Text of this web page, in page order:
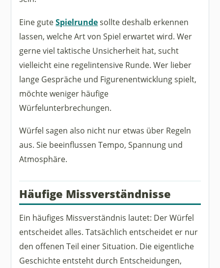
Eine guteSpielrundesollte deshalb erkennen
lassen, welche Art von Spiel erwartet wird. Wer
gerne viel taktische Unsicherheit hat, sucht
vielleicht eine regelintensive Runde. Wer lieber
lange Gespräche und Figurenentwicklung spielt,
möchte weniger häufige
Würfelunterbrechungen.
Würfel sagen also nicht nur etwas über Regeln
aus. Sie beeinflussen Tempo, Spannung und
Atmosphäre.
Häufige Missverständnisse
Ein häufiges Missverständnis lautet: Der Würfel
entscheidet alles. Tatsächlich entscheidet er nur
den offenen Teil einer Situation. Die eigentliche
Geschichte entsteht durch Entscheidungen,